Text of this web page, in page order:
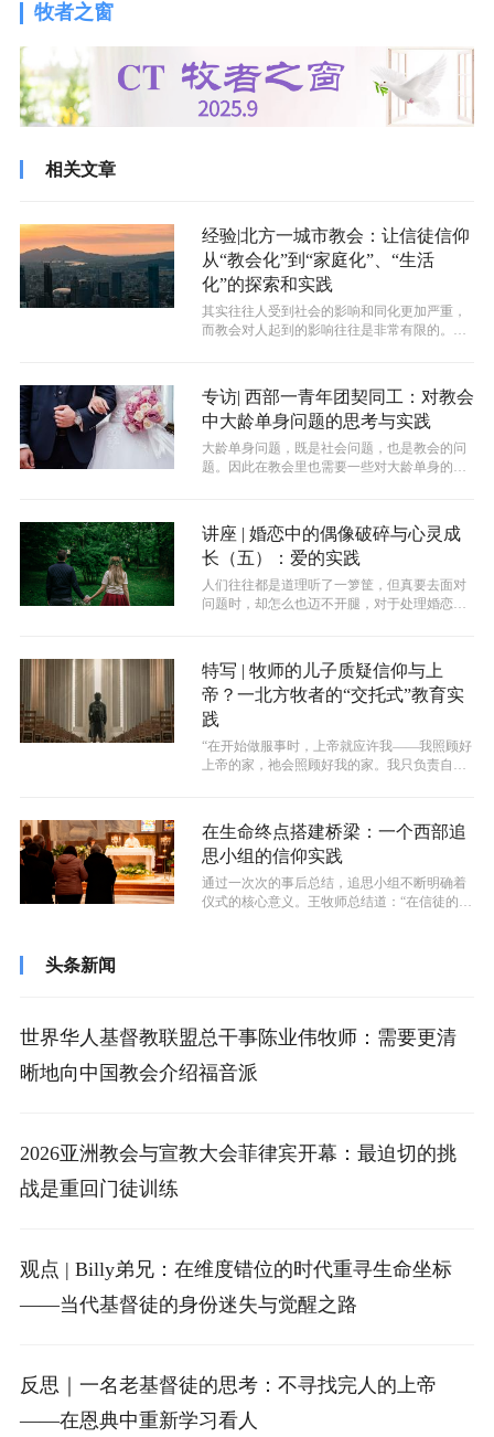
牧者之窗
相关文章
经验|北方一城市教会：让信徒信仰
从“教会化”到“家庭化”、“生活
化”的探索和实践
其实往往人受到社会的影响和同化更加严重，
而教会对人起到的影响往往是非常有限的。这
专访| 西部一青年团契同工：对教会
中大龄单身问题的思考与实践
大龄单身问题，既是社会问题，也是教会的问
题。因此在教会里也需要一些对大龄单身的婚
讲座 | 婚恋中的偶像破碎与心灵成
长（五）：爱的实践
人们往往都是道理听了一箩筐，但真要去面对
问题时，却怎么也迈不开腿，对于处理婚恋关
特写 | 牧师的儿子质疑信仰与上
帝？一北方牧者的“交托式”教育实
践
“在开始做服事时，上帝就应许我——我照顾好
上帝的家，祂会照顾好我的家。我只负责自己
在生命终点搭建桥梁：一个西部追
思小组的信仰实践
通过一次次的事后总结，追思小组不断明确着
仪式的核心意义。王牧师总结道：“在信徒的追
头条新闻
世界华人基督教联盟总干事陈业伟牧师：需要更清
晰地向中国教会介绍福音派
2026亚洲教会与宣教大会菲律宾开幕：最迫切的挑
战是重回门徒训练
观点 | Billy弟兄：在维度错位的时代重寻生命坐标
——当代基督徒的身份迷失与觉醒之路
反思｜一名老基督徒的思考：不寻找完人的上帝
——在恩典中重新学习看人